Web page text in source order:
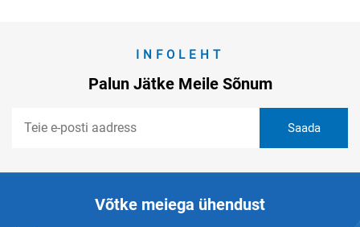
INFOLEHT
Palun Jätke Meile Sõnum
Võtke meiega ühendust